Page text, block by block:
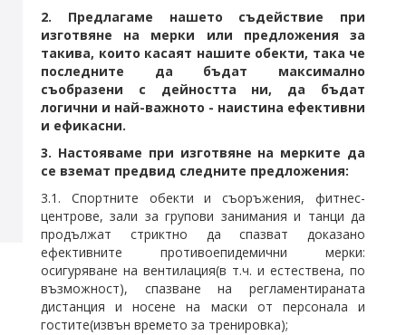
2. Предлагаме нашето съдействие при
изготвяне на мерки или предложения за
такива, които касаят нашите обекти, така че
последните да бъдат максимално
съобразени с дейността ни, да бъдат
логични и най-важното - наистина ефективни
и ефикасни.
3. Настояваме при изготвяне на мерките да
се вземат предвид следните предложения:
3.1. Спортните обекти и съоръжения, фитнес-
центрове, зали за групови занимания и танци да
продължат стриктно да спазват доказано
ефективните противоепидемични мерки:
осигуряване на вентилация(в т.ч. и естествена, по
възможност), спазване на регламентираната
дистанция и носене на маски от персонала и
гостите(извън времето за тренировка);